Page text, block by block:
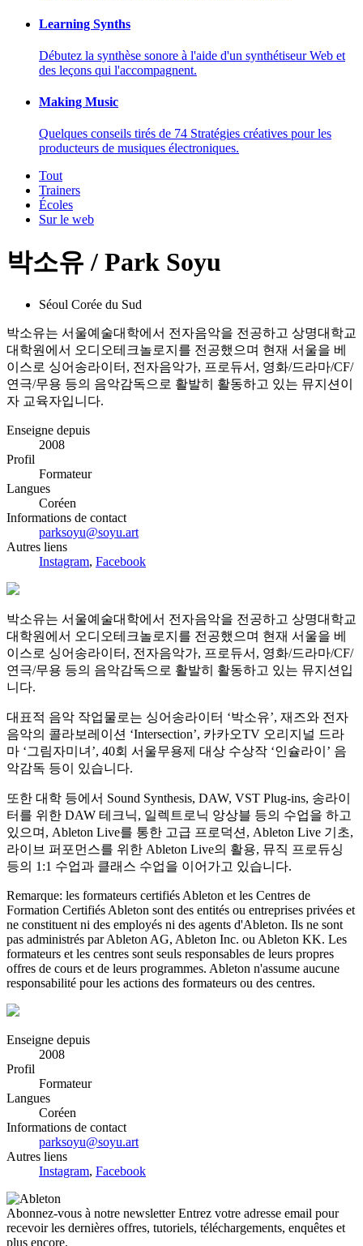
Learning Synths
Débutez la synthèse sonore à l'aide d'un synthétiseur Web et
des leçons qui l'accompagnent.
Making Music
Quelques conseils tirés de 74 Stratégies créatives pour les
producteurs de musiques électroniques.
Tout
Trainers
Écoles
Sur le web
박소유 / Park Soyu
Séoul Corée du Sud
박소유는 서울예술대학에서 전자음악을 전공하고 상명대학교
대학원에서 오디오테크놀로지를 전공했으며 현재 서울을 베
이스로 싱어송라이터, 전자음악가, 프로듀서, 영화/드라마/CF/
연극/무용 등의 음악감독으로 활발히 활동하고 있는 뮤지션이
자 교육자입니다.
Enseigne depuis
2008
Profil
Formateur
Langues
Coréen
Informations de contact
parksoyu@soyu.art
Autres liens
Instagram, Facebook
박소유는 서울예술대학에서 전자음악을 전공하고 상명대학교
대학원에서 오디오테크놀로지를 전공했으며 현재 서울을 베
이스로 싱어송라이터, 전자음악가, 프로듀서, 영화/드라마/CF/
연극/무용 등의 음악감독으로 활발히 활동하고 있는 뮤지션입
니다.
대표적 음악 작업물로는 싱어송라이터 ‘박소유’, 재즈와 전자
음악의 콜라보레이션 ‘Intersection’, 카카오TV 오리지널 드라
마 ‘그림자미녀’, 40회 서울무용제 대상 수상작 ‘인슐라이’ 음
악감독 등이 있습니다.
또한 대학 등에서 Sound Synthesis, DAW, VST Plug-ins, 송라이
터를 위한 DAW 테크닉, 일렉트로닉 앙상블 등의 수업을 하고
있으며, Ableton Live를 통한 고급 프로덕션, Ableton Live 기초,
라이브 퍼포먼스를 위한 Ableton Live의 활용, 뮤직 프로듀싱
등의 1:1 수업과 클래스 수업을 이어가고 있습니다.
Remarque: les formateurs certifiés Ableton et les Centres de
Formation Certifiés Ableton sont des entités ou entreprises privées et
ne constituent ni des employés ni des agents d'Ableton. Ils ne sont
pas administrés par Ableton AG, Ableton Inc. ou Ableton KK. Les
formateurs et les centres sont seuls responsables de leurs propres
offres de cours et de leurs programmes. Ableton n'assume aucune
responsabilité pour les actions des formateurs ou des centres.
Enseigne depuis
2008
Profil
Formateur
Langues
Coréen
Informations de contact
parksoyu@soyu.art
Autres liens
Instagram, Facebook
Abonnez-vous à notre newsletterEntrez votre adresse email pour
recevoir les dernières offres, tutoriels, téléchargements, enquêtes et
plus encore.